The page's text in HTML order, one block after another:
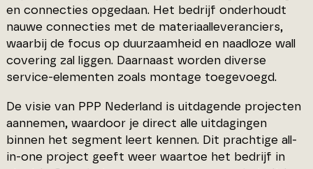
en connecties opgedaan. Het bedrijf onderhoudt
nauwe connecties met de materiaalleveranciers,
waarbij de focus op duurzaamheid en naadloze wall
covering zal liggen. Daarnaast worden diverse
service-elementen zoals montage toegevoegd.
De visie van PPP Nederland is uitdagende projecten
aannemen, waardoor je direct alle uitdagingen
binnen het segment leert kennen. Dit prachtige all-
in-one project geeft weer waartoe het bedrijf in